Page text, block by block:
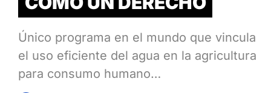
Único programa en el mundo que vincula
el uso eficiente del agua en la agricultura
para consumo humano…